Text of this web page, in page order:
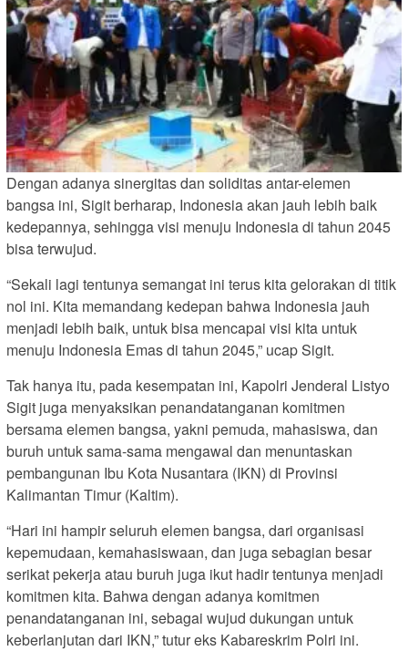
Dengan adanya sinergitas dan soliditas antar-elemen
bangsa ini, Sigit berharap, Indonesia akan jauh lebih baik
kedepannya, sehingga visi menuju Indonesia di tahun 2045
bisa terwujud.
“Sekali lagi tentunya semangat ini terus kita gelorakan di titik
nol ini. Kita memandang kedepan bahwa Indonesia jauh
menjadi lebih baik, untuk bisa mencapai visi kita untuk
menuju Indonesia Emas di tahun 2045,” ucap Sigit.
Tak hanya itu, pada kesempatan ini, Kapolri Jenderal Listyo
Sigit juga menyaksikan penandatanganan komitmen
bersama elemen bangsa, yakni pemuda, mahasiswa, dan
buruh untuk sama-sama mengawal dan menuntaskan
pembangunan Ibu Kota Nusantara (IKN) di Provinsi
Kalimantan Timur (Kaltim).
“Hari ini hampir seluruh elemen bangsa, dari organisasi
kepemudaan, kemahasiswaan, dan juga sebagian besar
serikat pekerja atau buruh juga ikut hadir tentunya menjadi
komitmen kita. Bahwa dengan adanya komitmen
penandatanganan ini, sebagai wujud dukungan untuk
keberlanjutan dari IKN,” tutur eks Kabareskrim Polri ini.